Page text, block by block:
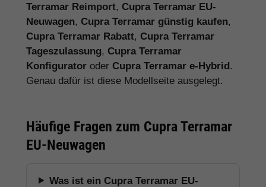
Terramar Reimport, Cupra Terramar EU-
Neuwagen, Cupra Terramar günstig kaufen,
Cupra Terramar Rabatt, Cupra Terramar
Tageszulassung, Cupra Terramar
Konfigurator oder Cupra Terramar e-Hybrid.
Genau dafür ist diese Modellseite ausgelegt.
Häufige Fragen zum Cupra Terramar
EU-Neuwagen
Was ist ein Cupra Terramar EU-